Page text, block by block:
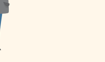
Ontario français», a-t-elle
continué. «Vous êtes l’inlassable
artisane de la vie […]